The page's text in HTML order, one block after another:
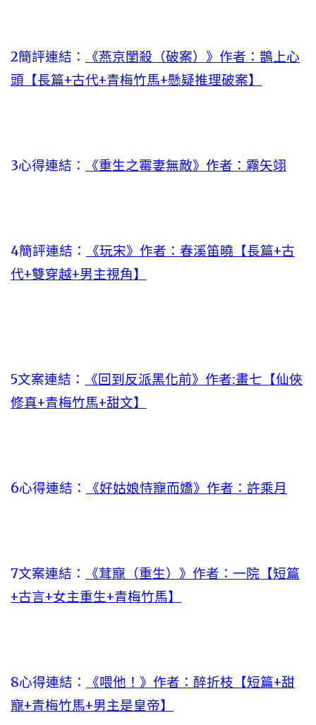
2簡評連結：
《燕京閨殺（破案）》作者：鵲上心
頭【長篇+古代+青梅竹馬+懸疑推理破案】
3心得連結： 《重生之霉妻無敵》作者：霧矢翊
4簡評連結：
《玩宋》作者：春溪笛曉【長篇+古
代+雙穿越+男主視角】
5文案連結：
《回到反派黑化前》作者:畫七【仙俠
修真+青梅竹馬+甜文】
6心得連結： 《好姑娘恃寵而嬌》作者：許乘月
7文案連結：
《茸寵（重生）》作者：一院【短篇
+古言+女主重生+青梅竹馬】
8心得連結：
《喂他！》作者：醉折枝【短篇+甜
寵+青梅竹馬+男主是皇帝】